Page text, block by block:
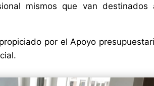
mismos que van
por el Apoyo